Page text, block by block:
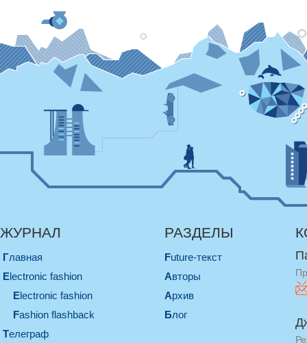
ЖУРНАЛ
Главная
electronic fashion
electronic fashion
Fashion flashback
телеграф
РАЗДЕЛЫ
Future-текст
Авторы
Архив
Блог